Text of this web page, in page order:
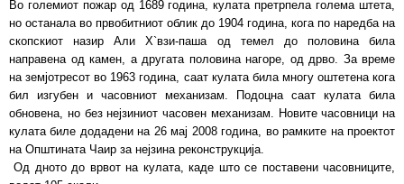
Во големиот пожар од 1689 година, кулата претрпела голема штета,
но останала во првобитниот облик до 1904 година, кога по наредба на
скопскиот назир Али Х`взи-паша од темел до половина била
направена од камен, а другата половина нагоре, од дрво. За време
на земјотресот во 1963 година, саат кулата била многу оштетена кога
бил изгубен и часовниот механизам. Подоцна саат кулата била
обновена, но без нејзиниот часовен механизам. Новите часовници на
кулата биле додадени на 26 мај 2008 година, во рамките на проектот
на Општината Чаир за нејзина реконструкција.
Од дното до врвот на кулата, каде што се поставени часовниците,